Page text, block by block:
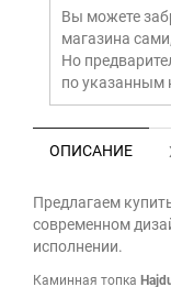
Вы можете
магазина сами,
Но
по указанным
ОПИСАНИЕ
Предлагаем
современном
исполнении.
Каминная топка